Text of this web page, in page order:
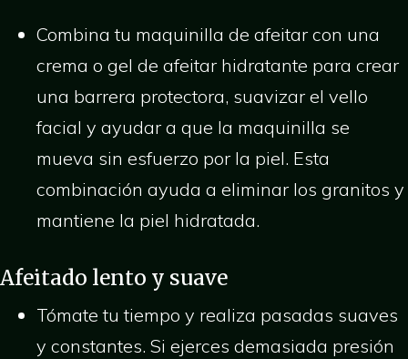
Combina tu maquinilla de afeitar con una
crema o gel de afeitar hidratante para crear
una barrera protectora, suavizar el vello
facial y ayudar a que la maquinilla se
mueva sin esfuerzo por la piel. Esta
combinación ayuda a eliminar los granitos y
mantiene la piel hidratada.
Afeitado lento y suave
Tómate tu tiempo y realiza pasadas suaves
y constantes. Si ejerces demasiada presión